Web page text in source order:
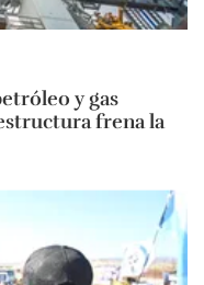
y gas
frena la